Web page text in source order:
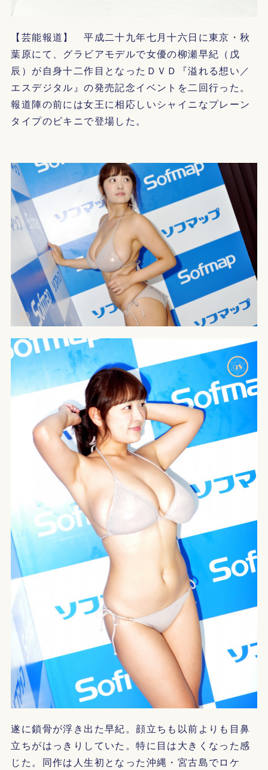
【芸能報道】 平成二十九年七月十六日に東京・秋
葉原にて、グラビアモデルで女優の柳瀬早紀（戊
辰）が自身十二作目となったＤＶＤ『溢れる想い／
エスデジタル』の発売記念イベントを二回行った。
報道陣の前には女王に相応しいシャイニなプレーン
タイプのビキニで登場した。
遂に鎖骨が浮き出た早紀。顔立ちも以前よりも目鼻
立ちがはっきりしていた。特に目は大きくなった感
じた。同作は人生初となった沖縄・宮古島でロケ